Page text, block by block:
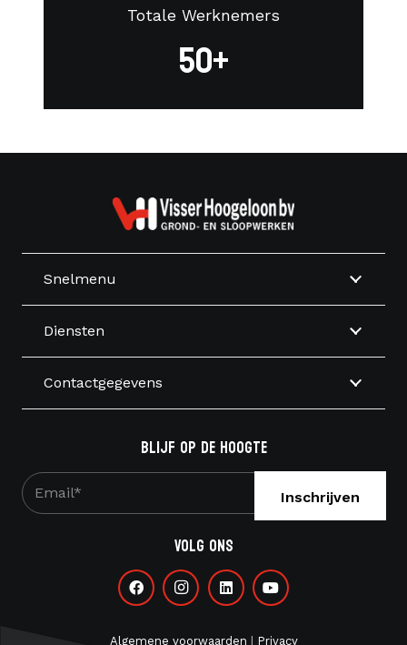
Totale Werknemers
50+
Snelmenu
Diensten
Contactgegevens
Blijf op de hoogte
E-
mailadres
Volg ons
Algemene voorwaarden Privacy